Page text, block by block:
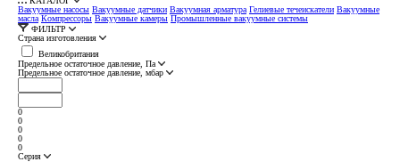
Вакуумные насосы Вакуумные датчики Вакуумная арматура Гелиевые течеискатели Вакуумные
масла Компрессоры Вакуумные камеры Промышленные вакуумные системы
ФИЛЬТР
Страна изготовления
Великобритания
Предельное остаточное давление, Па
Предельное остаточное давление, мбар
0
0
0
0
0
Серия